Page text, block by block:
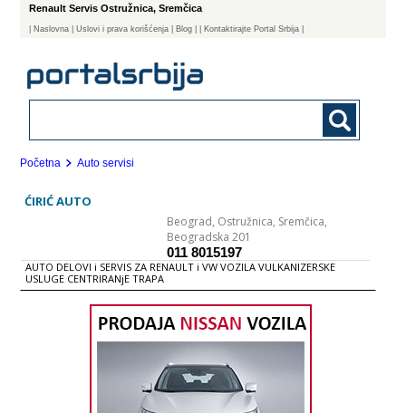
Renault Servis Ostružnica, Sremčica
Naslovna | Uslovi i prava korišćenja Blog | Kontaktirajte Portal Srbija |
Početna Auto servisi
ĆIRIĆ AUTO
Beograd, Ostružnica, Sremčica,
Beogradska 201
011 8015197
AUTO DELOVI i SERVIS ZA RENAULT i VW VOZILA VULKANIZERSKE
USLUGE CENTRIRANjE TRAPA